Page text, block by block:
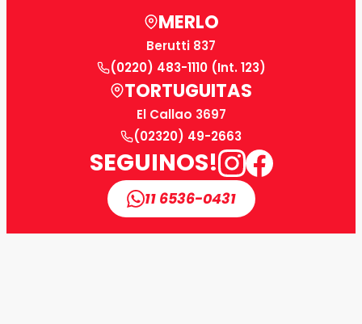
MERLO
Berutti 837
(0220) 483-1110 (Int. 123)
TORTUGUITAS
El Callao 3697
(02320) 49-2663
SEGUINOS!
11 6536-0431